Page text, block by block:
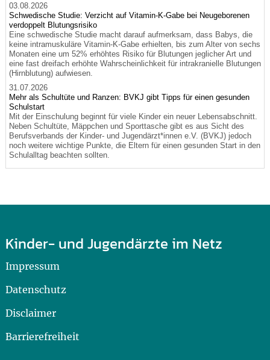
03.08.2026
Schwedische Studie: Verzicht auf Vitamin-K-Gabe bei Neugeborenen
verdoppelt Blutungsrisiko
Eine schwedische Studie macht darauf aufmerksam, dass Babys, die
keine intramuskuläre Vitamin-K-Gabe erhielten, bis zum Alter von sechs
Monaten eine um 52% erhöhtes Risiko für Blutungen jeglicher Art und
eine fast dreifach erhöhte Wahrscheinlichkeit für intrakranielle Blutungen
(Hirnblutung) aufwiesen.
31.07.2026
Mehr als Schultüte und Ranzen: BVKJ gibt Tipps für einen gesunden
Schulstart
Mit der Einschulung beginnt für viele Kinder ein neuer Lebensabschnitt.
Neben Schultüte, Mäppchen und Sporttasche gibt es aus Sicht des
Berufsverbands der Kinder- und Jugendärzt*innen e.V. (BVKJ) jedoch
noch weitere wichtige Punkte, die Eltern für einen gesunden Start in den
Schulalltag beachten sollten.
Kinder- und Jugendärzte im Netz
Impressum
Datenschutz
Disclaimer
Barrierefreiheit